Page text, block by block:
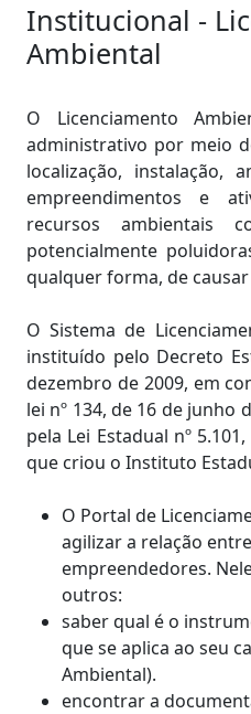
Institucional -
Ambiental
O Licenciamento
administrativo por meio
localização, instalação,
empreendimentos e
recursos ambientais
potencialmente
qualquer forma, de
O Sistema de
instituído pelo Decreto
dezembro de 2009, em
lei nº 134, de 16 de junho
pela Lei Estadual nº
que criou o Instituto
O Portal de
agilizar a relação
empreendedores.
outros:
saber qual é o
que se aplica ao seu
Ambiental).
encontrar a